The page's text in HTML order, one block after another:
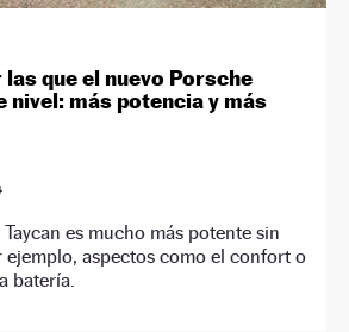
que el nuevo Porsche
nivel: más potencia y más
es mucho más potente sin
ejemplo, aspectos como el confort o
batería.